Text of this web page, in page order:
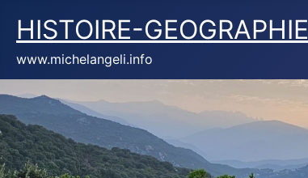
HISTOIRE-GEOGRAPHIE
www.michelangeli.info